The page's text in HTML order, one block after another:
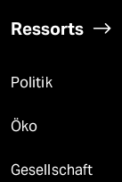
Ressorts
Politik
Öko
Gesellschaft